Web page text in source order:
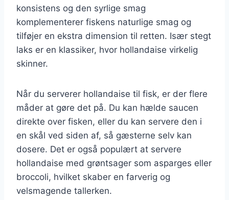
konsistens og den syrlige smag
komplementerer fiskens naturlige smag og
tilføjer en ekstra dimension til retten. Især stegt
laks er en klassiker, hvor hollandaise virkelig
skinner.
Når du serverer hollandaise til fisk, er der flere
måder at gøre det på. Du kan hælde saucen
direkte over fisken, eller du kan servere den i
en skål ved siden af, så gæsterne selv kan
dosere. Det er også populært at servere
hollandaise med grøntsager som asparges eller
broccoli, hvilket skaber en farverig og
velsmagende tallerken.